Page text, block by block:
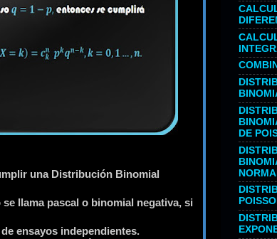
una Distribución Binomial
llama pascal o binomial negativa, si
ensayos independientes.
DE